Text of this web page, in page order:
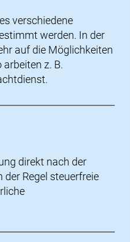
verschiedene
werden. In der
auf die Möglichkeiten
z. B.
direkt nach der
Regel steuerfreie